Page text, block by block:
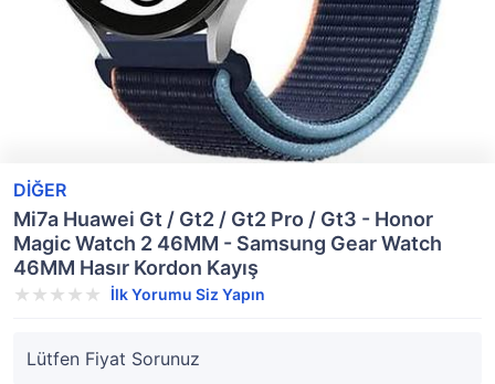
DİĞER
Mi7a Huawei Gt / Gt2 / Gt2 Pro / Gt3 - Honor
Magic Watch 2 46MM - Samsung Gear Watch
46MM Hasır Kordon Kayış
İlk Yorumu Siz Yapın
Lütfen Fiyat Sorunuz